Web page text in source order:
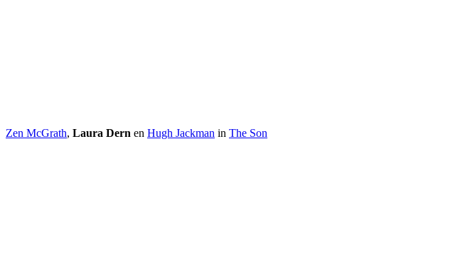
Zen McGrath, Laura Dern en Hugh Jackman in The Son